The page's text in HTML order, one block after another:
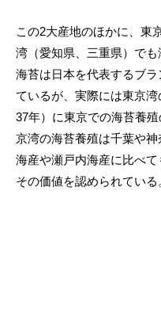
この2大産地のほかに、東
湾（愛知県、三重県）で
海苔は日本を代表するブ
ているが、実際には東京
37年）に東京での海苔養
京湾の海苔養殖は千葉や
海産や瀬戸内海産に比べて
その価値を認められている